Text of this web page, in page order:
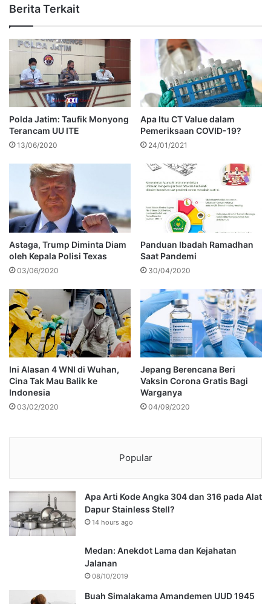
Berita Terkait
Polda Jatim: Taufik Monyong
Terancam UU ITE
13/06/2020
Apa Itu CT Value dalam
Pemeriksaan COVID-19?
24/01/2021
Astaga, Trump Diminta Diam
oleh Kepala Polisi Texas
03/06/2020
Panduan Ibadah Ramadhan
Saat Pandemi
30/04/2020
Ini Alasan 4 WNI di Wuhan,
Cina Tak Mau Balik ke
Indonesia
03/02/2020
Jepang Berencana Beri
Vaksin Corona Gratis Bagi
Warganya
04/09/2020
Popular
Apa Arti Kode Angka 304 dan 316 pada Alat
Dapur Stainless Stell?
14 hours ago
Medan: Anekdot Lama dan Kejahatan
Jalanan
08/10/2019
Buah Simalakama Amandemen UUD 1945